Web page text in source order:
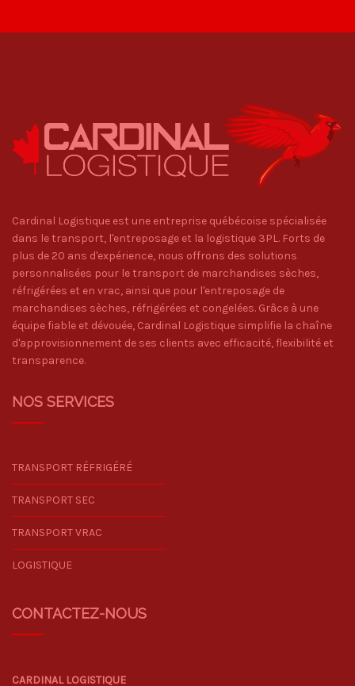
Cardinal Logistique est une entreprise québécoise spécialisée
dans le transport, l'entreposage et la logistique 3PL. Forts de
plus de 20 ans d'expérience, nous offrons des solutions
personnalisées pour le transport de marchandises sèches,
réfrigérées et en vrac, ainsi que pour l'entreposage de
marchandises sèches, réfrigérées et congelées. Grâce à une
équipe fiable et dévouée, Cardinal Logistique simplifie la chaîne
d'approvisionnement de ses clients avec efficacité, flexibilité et
transparence.
NOS SERVICES
TRANSPORT RÉFRIGÉRÉ
TRANSPORT SEC
TRANSPORT VRAC
LOGISTIQUE
CONTACTEZ-NOUS
CARDINAL LOGISTIQUE